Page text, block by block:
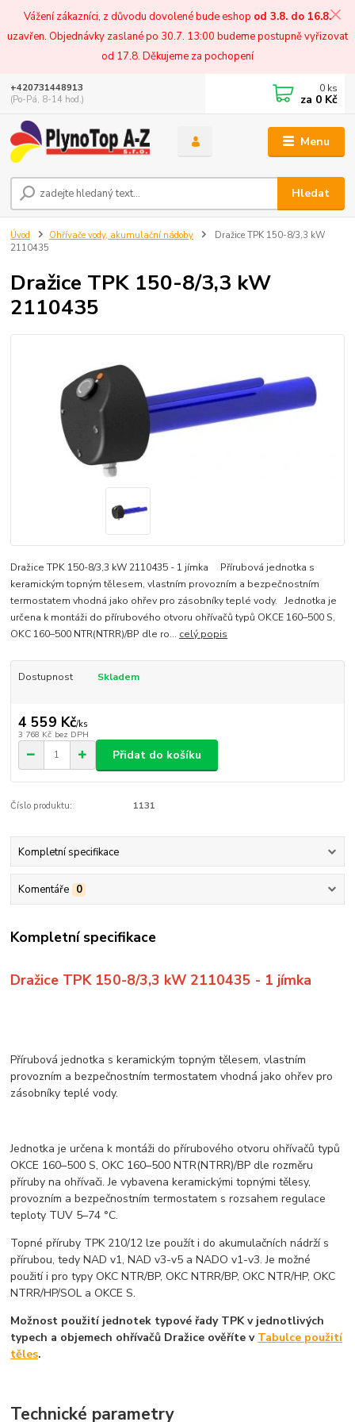
Vážení zákazníci, z důvodu dovolené bude eshop od 3.8. do 16.8.
uzavřen. Objednávky zaslané po 30.7. 13:00 budeme postupně vyřizovat
od 17.8. Děkujeme za pochopení
Menu
Hledat
+420731448913
(Po-Pá, 8-14 hod.)
0 ks
za 0 Kč
Úvod Ohřívače vody, akumulační nádoby
Dražice TPK 150-8/3,3 kW
2110435
Dražice TPK 150-8/3,3 kW
2110435
Dražice TPK 150-8/3,3 kW 2110435 - 1 jímka Přírubová jednotka s
keramickým topným tělesem, vlastním provozním a bezpečnostním
termostatem vhodná jako ohřev pro zásobníky teplé vody. Jednotka je
určena k montáži do přírubového otvoru ohřívačů typů OKCE 160–500 S,
OKC 160–500 NTR(NTRR)/BP dle ro... celý popis
Dostupnost Skladem
4 559 Kč/ks
3 768 Kč bez DPH
Přidat do košíku
Číslo produktu: 1131
Kompletní specifikace
Komentáře 0
Kompletní specifikace
Dražice TPK 150-8/3,3 kW 2110435 - 1 jímka
Přírubová jednotka s keramickým topným tělesem, vlastním
provozním a bezpečnostním termostatem vhodná jako ohřev pro
zásobníky teplé vody.
Jednotka je určena k montáži do přírubového otvoru ohřívačů typů
OKCE 160–500 S, OKC 160–500 NTR(NTRR)/BP dle rozměru
příruby na ohřívači. Je vybavena keramickými topnými tělesy,
provozním a bezpečnostním termostatem s rozsahem regulace
teploty TUV 5–74 °C.
Topné příruby TPK 210/12 lze použít i do akumulačních nádrží s
přírubou, tedy NAD v1, NAD v3-v5 a NADO v1-v3. Je možné
použití i pro typy OKC NTR/BP, OKC NTRR/BP, OKC NTR/HP, OKC
NTRR/HP/SOL a OKCE S.
Možnost použití jednotek typové řady TPK v jednotlivých
typech a objemech ohřívačů Dražice ověříte v Tabulce použití
těles.
Technické parametry